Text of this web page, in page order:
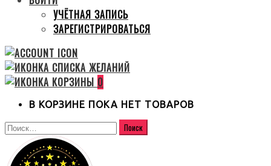
УЧЁТНАЯ ЗАПИСЬ
ЗАРЕГИСТРИРОВАТЬСЯ
0
В КОРЗИНЕ ПОКА НЕТ ТОВАРОВ